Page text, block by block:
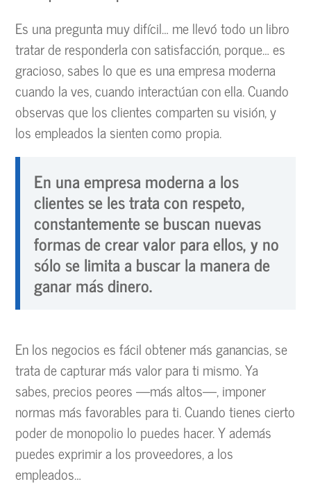
Es una pregunta muy difícil… me llevó todo un libro
tratar de responderla con satisfacción, porque… es
gracioso, sabes lo que es una empresa moderna
cuando la ves, cuando interactúan con ella. Cuando
observas que los clientes comparten su visión, y
los empleados la sienten como propia.
En una empresa moderna a los
clientes se les trata con respeto,
constantemente se buscan nuevas
formas de crear valor para ellos, y no
sólo se limita a buscar la manera de
ganar más dinero.
En los negocios es fácil obtener más ganancias, se
trata de capturar más valor para ti mismo. Ya
sabes, precios peores —más altos—, imponer
normas más favorables para ti. Cuando tienes cierto
poder de monopolio lo puedes hacer. Y además
puedes exprimir a los proveedores, a los
empleados…